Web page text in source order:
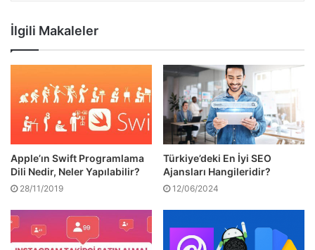
İlgili Makaleler
Apple’ın Swift Programlama
Dili Nedir, Neler Yapılabilir?
28/11/2019
Türkiye’deki En İyi SEO
Ajansları Hangileridir?
12/06/2024